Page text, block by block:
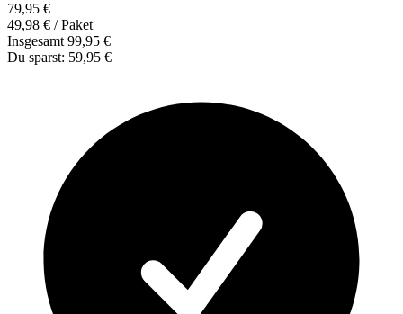
79,95 €
49,98 € / Paket
Insgesamt 99,95 €
Du sparst: 59,95 €